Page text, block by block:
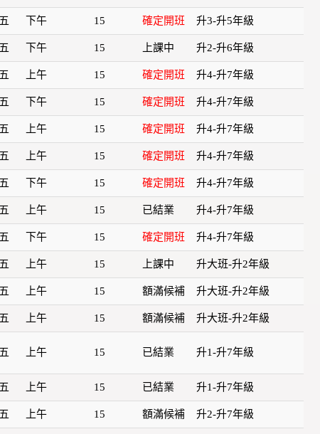
下午 15 確定開班 升3-升5年級
下午 15 上課中 升2-升6年級
上午 15 確定開班 升4-升7年級
下午 15 確定開班 升4-升7年級
上午 15 確定開班 升4-升7年級
上午 15 確定開班 升4-升7年級
下午 15 確定開班 升4-升7年級
上午 15 已結業 升4-升7年級
下午 15 確定開班 升4-升7年級
上午 15 上課中 升大班-升2年級
上午 15 額滿候補 升大班-升2年級
上午 15 額滿候補 升大班-升2年級
上午 15 已結業 升1-升7年級
上午 15 已結業 升1-升7年級
上午 15 額滿候補 升2-升7年級